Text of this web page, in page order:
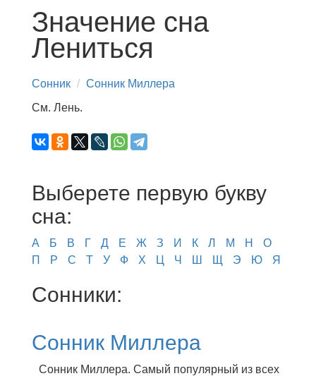
Значение сна
Лениться
Сонник
Сонник Миллера
См. Лень.
Выберете первую букву
сна:
А Б В Г Д Е Ж З И К Л М Н
О
П
Р С Т У Ф Х Ц Ч Ш Щ Э Ю Я
Сонники:
Сонник Миллера
Сонник Миллера. Самый популярный из всех